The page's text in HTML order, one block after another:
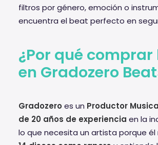
filtros por género, emoción o
encuentra el beat perfecto en
¿Por qué comprar
en Gradozero
Gradozero es un Productor
de 20 años de experiencia en la
lo que necesita un artista porque él